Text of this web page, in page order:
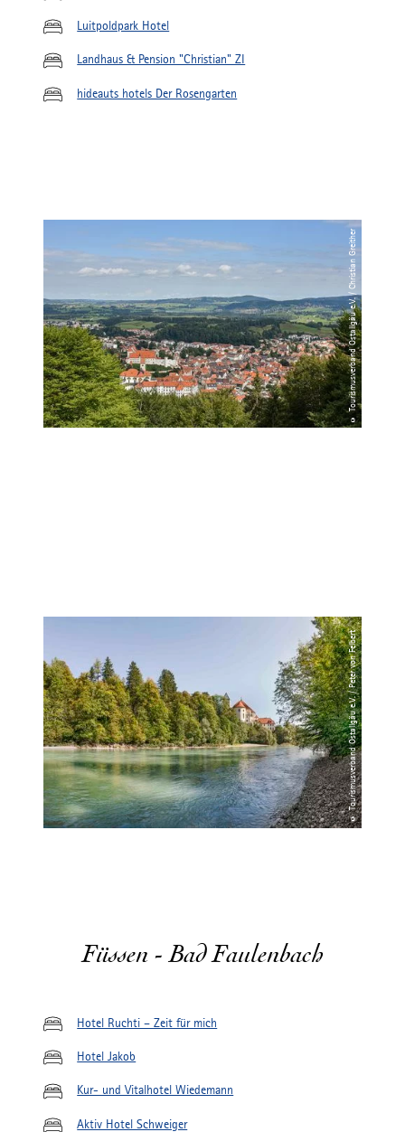
Luitpoldpark Hotel
Landhaus & Pension "Christian" ZI
hideauts hotels Der Rosengarten
© Tourismusverband Ostallgäu e.V. / Christian Greither
© Tourismusverband Ostallgäu e.V. / Peter von Felbert
Füssen - Bad Faulenbach
Hotel Ruchti – Zeit für mich
Hotel Jakob
Kur- und Vitalhotel Wiedemann
Aktiv Hotel Schweiger